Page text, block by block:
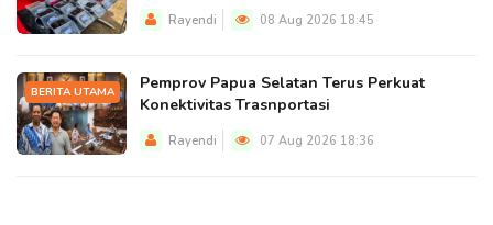
Rayendi 08 Aug 2026 18:45
BERITA UTAMA
Pemprov Papua Selatan Terus Perkuat
Konektivitas Trasnportasi
Rayendi 07 Aug 2026 18:36